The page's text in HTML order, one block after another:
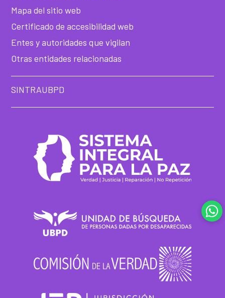
Mapa del sitio web
Certificado de accesibilidad web
Entes y autoridades que vigilan
Otras entidades relacionadas
SINTRAUBPD